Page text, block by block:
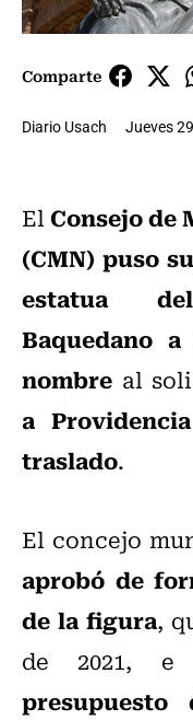
Comparte
Diario Usach Jueves
ElConsejo de
(CMN) puso
estatua
Baquedano
nombre al
a
traslado.
El concejo
aprobó de
de la figura,
de 2021, e